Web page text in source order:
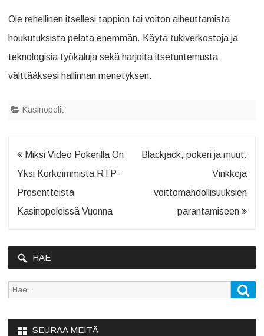
Ole rehellinen itsellesi tappion tai voiton aiheuttamista
houkutuksista pelata enemmän. Käytä tukiverkostoja ja
teknologisia työkaluja sekä harjoita itsetuntemusta
välttääksesi hallinnan menetyksen.
Kasinopelit
Artikkelien
selaus
Miksi Video Pokerilla On
Yksi Korkeimmista RTP-
Prosentteista
Kasinopeleissä Vuonna
Blackjack, pokeri ja muut:
Vinkkejä
voittomahdollisuuksien
parantamiseen
HAE
Search
SEURAA MEITÄ